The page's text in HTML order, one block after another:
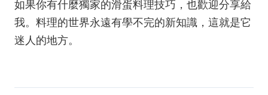
如果你有什麼獨家的滑蛋料理技巧，也歡迎分享給
我。料理的世界永遠有學不完的新知識，這就是它
迷人的地方。